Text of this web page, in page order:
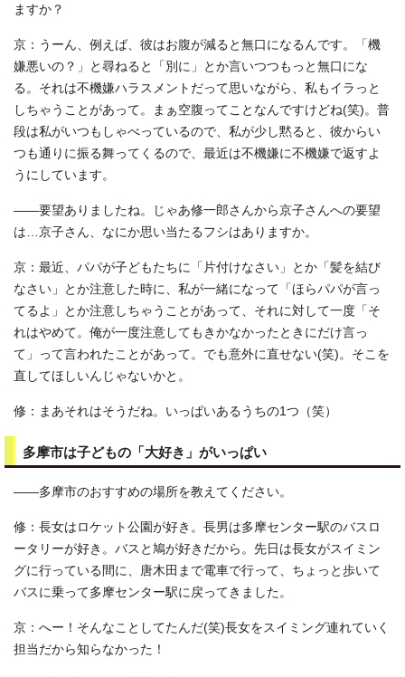
ますか？
京：うーん、例えば、彼はお腹が減ると無口になるんです。「機
嫌悪いの？」と尋ねると「別に」とか言いつつもっと無口にな
る。それは不機嫌ハラスメントだって思いながら、私もイラっと
しちゃうことがあって。まぁ空腹ってことなんですけどね(笑)。普
段は私がいつもしゃべっているので、私が少し黙ると、彼からい
つも通りに振る舞ってくるので、最近は不機嫌に不機嫌で返すよ
うにしています。
――要望ありましたね。じゃあ修一郎さんから京子さんへの要望
は…京子さん、なにか思い当たるフシはありますか。
京：最近、パパが子どもたちに「片付けなさい」とか「髪を結び
なさい」とか注意した時に、私が一緒になって「ほらパパが言っ
てるよ」とか注意しちゃうことがあって、それに対して一度「そ
れはやめて。俺が一度注意してもきかなかったときにだけ言っ
て」って言われたことがあって。でも意外に直せない(笑)。そこを
直してほしいんじゃないかと。
修：まあそれはそうだね。いっぱいあるうちの1つ（笑）
多摩市は子どもの「大好き」がいっぱい
――多摩市のおすすめの場所を教えてください。
修：長女はロケット公園が好き。長男は多摩センター駅のバスロ
ータリーが好き。バスと鳩が好きだから。先日は長女がスイミン
グに行っている間に、唐木田まで電車で行って、ちょっと歩いて
バスに乗って多摩センター駅に戻ってきました。
京：へー！そんなことしてたんだ(笑)長女をスイミング連れていく
担当だから知らなかった！